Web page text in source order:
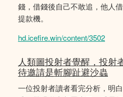
錢，借錢後自己不敢追，他人
提款機。
hd.icefire.win/content/3502
人類圖投射者覺醒，投射
待邀請是斬腳趾避沙蟲
一位投射者讀者看完分析，明